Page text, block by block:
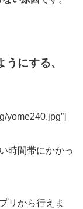
にする、
yome240.jpg”]
時間帯にかかっ
リから行えま